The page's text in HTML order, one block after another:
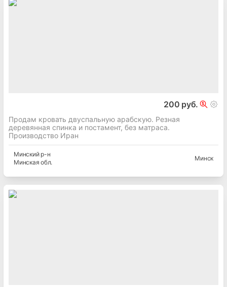
200 руб.
Продам кровать двуспальную арабскую. Резная
деревянная спинка и постамент, без матраса.
Производство Иран
Минскийр-н
Минская обл.
Минск